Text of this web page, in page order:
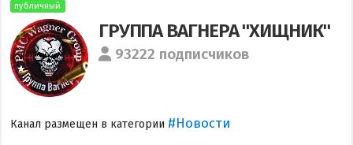
публичный
ГРУППА ВАГНЕРА "ХИЩНИК"
93222 подписчиков
Канал размещен в категории #Новости